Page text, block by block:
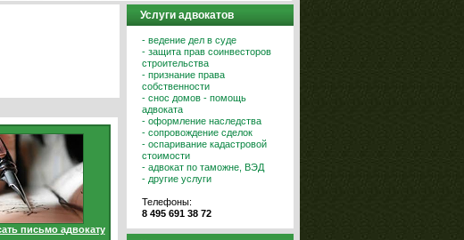
письмо адвокату
Услуги адвокатов
- ведение дел в суде
- защита прав соинвесторов
строительства
- признание права
собственности
- снос домов - помощь
адвоката
- оформление наследства
- сопровождение сделок
- оспаривание кадастровой
стоимости
- адвокат по таможне, ВЭД
- другие услуги
Телефоны:
8 495 691 38 72